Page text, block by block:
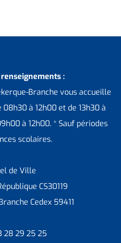
:
Branche vous accueille
à 12h00 et de 13h30 à
à 12h00. * Sauf périodes
scolaires.
de Ville
CS30119
Cedex 59411
28 29 25 25